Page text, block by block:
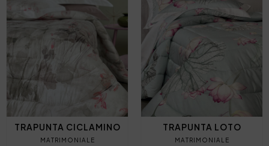
TRAPUNTA CICLAMINO
MATRIMONIALE
TRAPUNTA LOTO
MATRIMONIALE